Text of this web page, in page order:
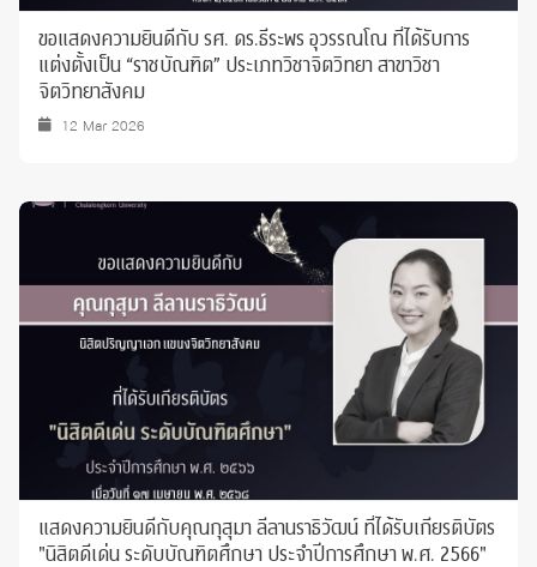
ขอแสดงความยินดีกับ รศ. ดร.ธีระพร อุวรรณโณ ที่ได้รับการ
แต่งตั้งเป็น “ราชบัณฑิต” ประเภทวิชาจิตวิทยา สาขาวิชา
จิตวิทยาสังคม
12 Mar 2026
แสดงความยินดีกับคุณกุสุมา ลีลานราธิวัฒน์ ที่ได้รับเกียรติบัตร
"นิสิตดีเด่น ระดับบัณฑิตศึกษา ประจำปีการศึกษา พ.ศ. 2566"